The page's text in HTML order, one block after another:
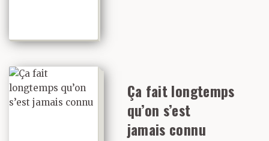
Ça fait longtemps
qu’on s’est
jamais connu